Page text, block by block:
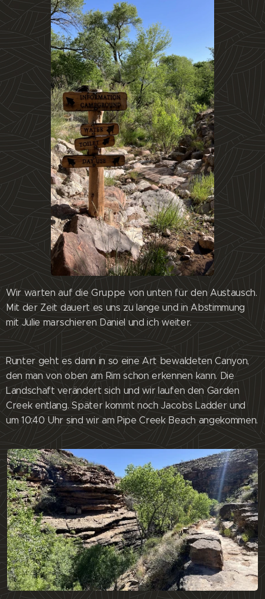
Wir warten auf die Gruppe von unten für den Austausch.
Mit der Zeit dauert es uns zu lange und in Abstimmung
mit Julie marschieren Daniel und ich weiter.
Runter geht es dann in so eine Art bewaldeten Canyon,
den man von oben am Rim schon erkennen kann. Die
Landschaft verändert sich und wir laufen den Garden
Creek entlang. Später kommt noch Jacobs Ladder und
um 10:40 Uhr sind wir am Pipe Creek Beach angekommen.